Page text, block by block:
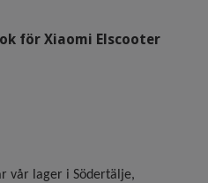
vår lager i Södertälje,
för Xiaomi Elscooter